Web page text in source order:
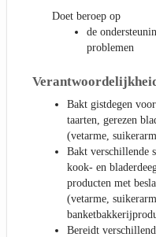
Doet beroep op
de
problemen
Bakt gistdegen
taarten, gerezen
(vetarme,
Bakt verschillende
kook- en
producten met
(vetarme,
Bereidt